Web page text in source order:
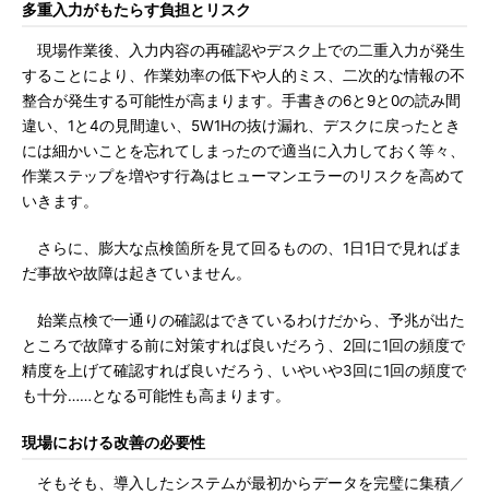
多重入力がもたらす負担とリスク
現場作業後、入力内容の再確認やデスク上での二重入力が発生
することにより、作業効率の低下や人的ミス、二次的な情報の不
整合が発生する可能性が高まります。手書きの6と9と0の読み間
違い、1と4の見間違い、5W1Hの抜け漏れ、デスクに戻ったとき
には細かいことを忘れてしまったので適当に入力しておく等々、
作業ステップを増やす行為はヒューマンエラーのリスクを高めて
いきます。
さらに、膨大な点検箇所を見て回るものの、1日1日で見ればま
だ事故や故障は起きていません。
始業点検で一通りの確認はできているわけだから、予兆が出た
ところで故障する前に対策すれば良いだろう、2回に1回の頻度で
精度を上げて確認すれば良いだろう、いやいや3回に1回の頻度で
も十分……となる可能性も高まります。
現場における改善の必要性
そもそも、導入したシステムが最初からデータを完璧に集積／